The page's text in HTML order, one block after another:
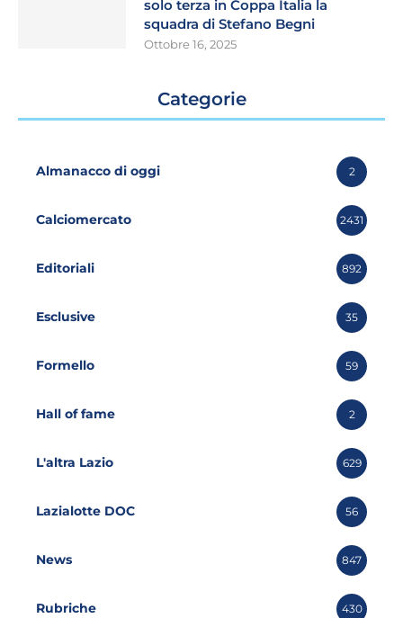
solo terza in Coppa Italia la
squadra di Stefano Begni
Ottobre 16, 2025
Categorie
Almanacco di oggi 2
Calciomercato 2431
Editoriali 892
Esclusive 35
Formello 59
Hall of fame 2
L'altra Lazio 629
Lazialotte DOC 56
News 847
Rubriche 430